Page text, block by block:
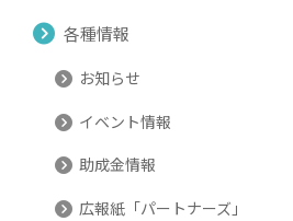
各種情報
お知らせ
イベント情報
助成金情報
広報紙「パートナーズ」